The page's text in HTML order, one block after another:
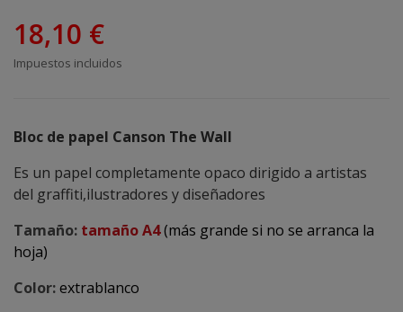
18,10 €
Impuestos incluidos
Bloc de papel Canson The Wall
Es un papel completamente opaco dirigido a artistas
del graffiti,ilustradores y diseñadores
Tamaño: tamaño A4(más grande si no se arranca la
hoja)
Color:extrablanco